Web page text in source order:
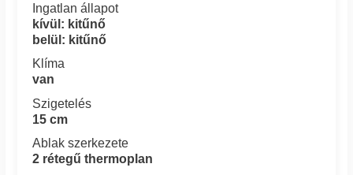
Ingatlan állapot
kívül: kitűnő
belül: kitűnő
Klíma
van
Szigetelés
15 cm
Ablak szerkezete
2 rétegű thermoplan